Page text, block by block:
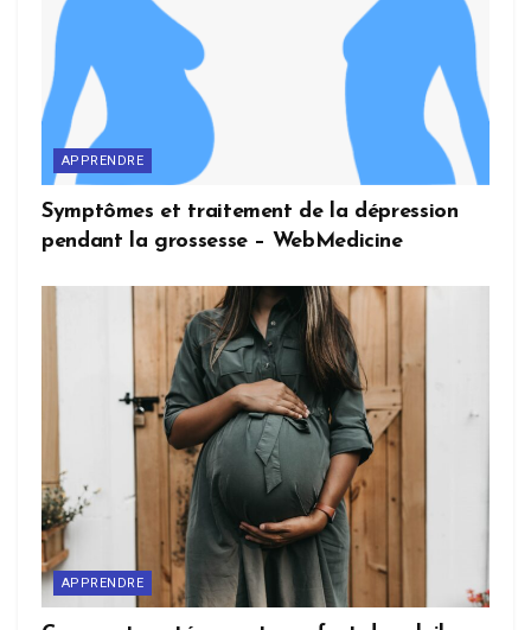
APPRENDRE
Symptômes et traitement de la dépression
pendant la grossesse – WebMedicine
APPRENDRE